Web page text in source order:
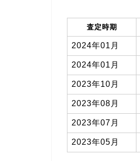
査定時期
2024年01月
2024年01月
2023年10月
2023年08月
2023年07月
2023年05月